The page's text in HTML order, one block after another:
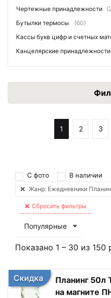
Чертежные принадлежности
Бутылки термосы
(60)
Кассы букв цифр и счетных
Канцелярские принадлежности
1 2 3
С фото В наличии
Жанр: Ежедневники
Сбросить фильтры
Популярные
Показано 1 – 30 из 150
Скидка
Планинг 50л ToDo Дизайн 3 Склейка
на магните